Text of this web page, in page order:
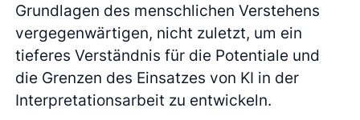
Grundlagen des menschlichen Verstehens
vergegenwärtigen, nicht zuletzt, um ein
tieferes Verständnis für die Potentiale und
die Grenzen des Einsatzes von KI in der
Interpretationsarbeit zu entwickeln.